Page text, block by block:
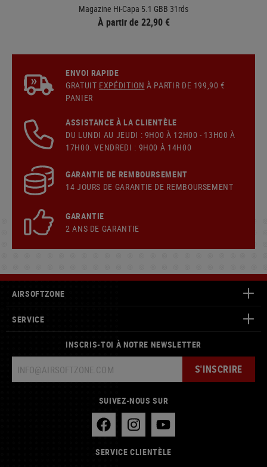
Magazine Hi-Capa 5.1 GBB 31rds
À partir de 22,90 €
ENVOI RAPIDE
GRATUIT EXPÉDITION À PARTIR DE 199,90 €
PANIER
ASSISTANCE À LA CLIENTÈLE
DU LUNDI AU JEUDI : 9H00 À 12H00 - 13H00 À
17H00. VENDREDI : 9H00 À 14H00
GARANTIE DE REMBOURSEMENT
14 JOURS DE GARANTIE DE REMBOURSEMENT
GARANTIE
2 ANS DE GARANTIE
AIRSOFTZONE
SERVICE
INSCRIS-TOI À NOTRE NEWSLETTER
S'INSCRIRE
SUIVEZ-NOUS SUR
SERVICE CLIENTÈLE